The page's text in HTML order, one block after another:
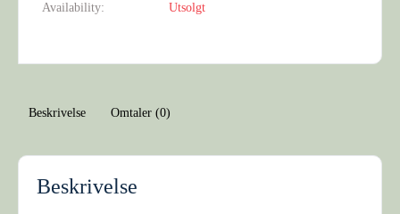
Availability:
Utsolgt
Beskrivelse Omtaler (0)
Beskrivelse